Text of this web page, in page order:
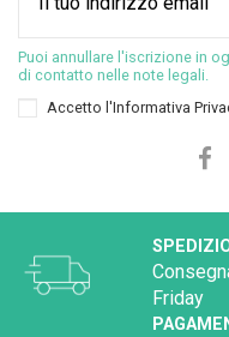
Puoi annullare l'iscrizione in
di contatto nelle note legali.
Accetto l'Informativa
Friday